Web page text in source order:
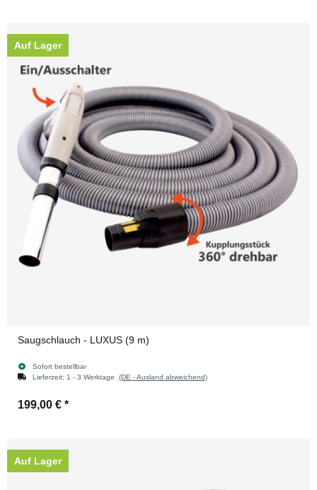
Auf Lager
Saugschlauch - LUXUS (9 m)
Sofort bestellbar
Lieferzeit: 1 - 3 Werktage (DE - Ausland abweichend)
199,00 € *
Auf Lager